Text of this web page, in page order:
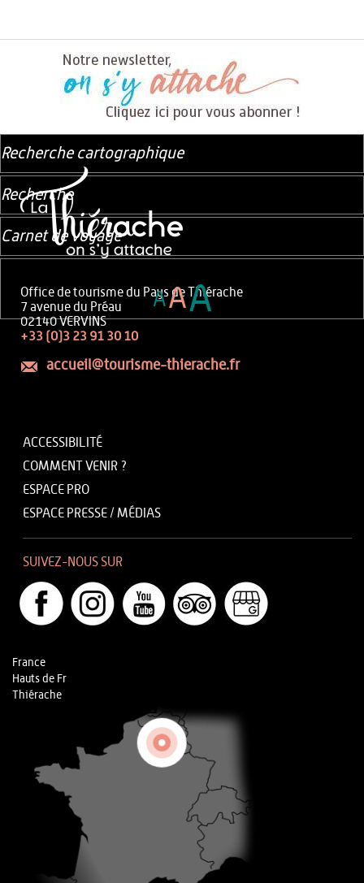
Office de tourisme du Pays de Thiérache
7 avenue du Préau
02140 VERVINS
+33 (0)3 23 91 30 10
accueil@tourisme-thierache.fr
ACCESSIBILITÉ
COMMENT VENIR ?
ESPACE PRO
ESPACE PRESSE / MÉDIAS
SUIVEZ-NOUS SUR
France
Hauts de Fr
Thiérache
Recherche cartographique
Recherche
Carnet de voyage
AAA